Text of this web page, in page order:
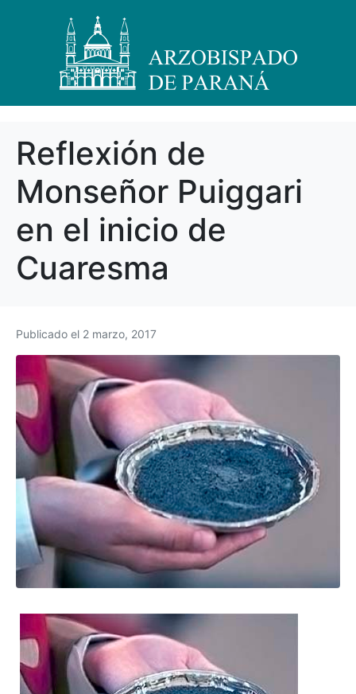
Reflexión de
Monseñor Puiggari
en el inicio de
Cuaresma
Publicado el 2 marzo, 2017